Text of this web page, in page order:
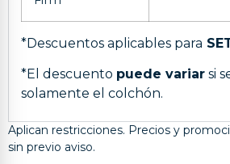
*Descuentos aplicables para
*El descuento puede variar si
solamente el colchón.
Aplican restricciones. Precios y
sin previo aviso.